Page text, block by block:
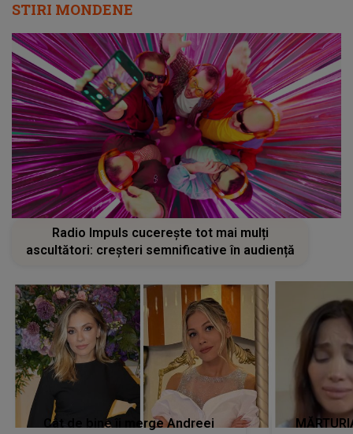
STIRI MONDENE
Radio Impuls cucerește tot mai mulți
ascultători: creșteri semnificative în audiență
Cât de bine îi merge Andreei